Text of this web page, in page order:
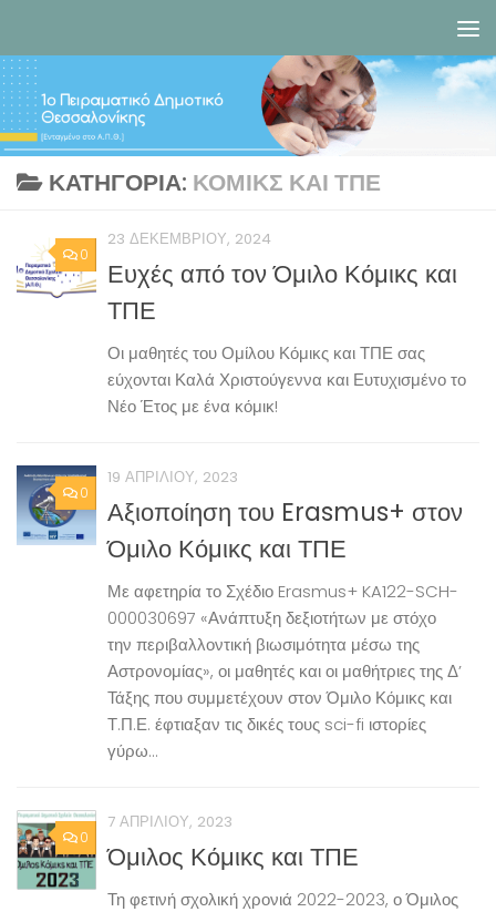
ΚΑΤΗΓΟΡΊΑ: ΚΌΜΙΚΣ ΚΑΙ ΤΠΕ
0
23 ΔΕΚΕΜΒΡΊΟΥ, 2024
Ευχές από τον Όμιλο Κόμικς και
ΤΠΕ
Οι μαθητές του Ομίλου Κόμικς και ΤΠΕ σας
εύχονται Καλά Χριστούγεννα και Ευτυχισμένο το
Νέο Έτος με ένα κόμικ!
0
19 ΑΠΡΙΛΊΟΥ, 2023
Αξιοποίηση του Erasmus+ στον
Όμιλο Κόμικς και ΤΠΕ
Με αφετηρία το Σχέδιο Erasmus+ KA122-SCH-
000030697 «Ανάπτυξη δεξιοτήτων με στόχο
την περιβαλλοντική βιωσιμότητα μέσω της
Αστρονομίας», οι μαθητές και οι μαθήτριες της Δ’
Τάξης που συμμετέχουν στον Όμιλο Κόμικς και
Τ.Π.Ε. έφτιαξαν τις δικές τους sci-fi ιστορίες
γύρω...
0
7 ΑΠΡΙΛΊΟΥ, 2023
Όμιλος Κόμικς και ΤΠΕ
Τη φετινή σχολική χρονιά 2022-2023, ο Όμιλος